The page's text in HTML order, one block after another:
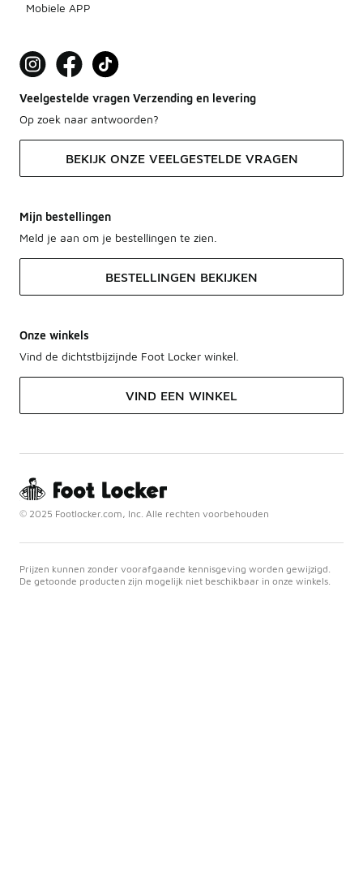
Mobiele APP
Veelgestelde vragen Verzending en levering
Op zoek naar antwoorden?
BEKIJK ONZE VEELGESTELDE VRAGEN
Mijn bestellingen
Meld je aan om je bestellingen te zien.
BESTELLINGEN BEKIJKEN
Onze winkels
Vind de dichtstbijzijnde Foot Locker winkel.
VIND EEN WINKEL
© 2025 Footlocker.com, Inc. Alle rechten voorbehouden
Prijzen kunnen zonder voorafgaande kennisgeving worden gewijzigd.
De getoonde producten zijn mogelijk niet beschikbaar in onze winkels.